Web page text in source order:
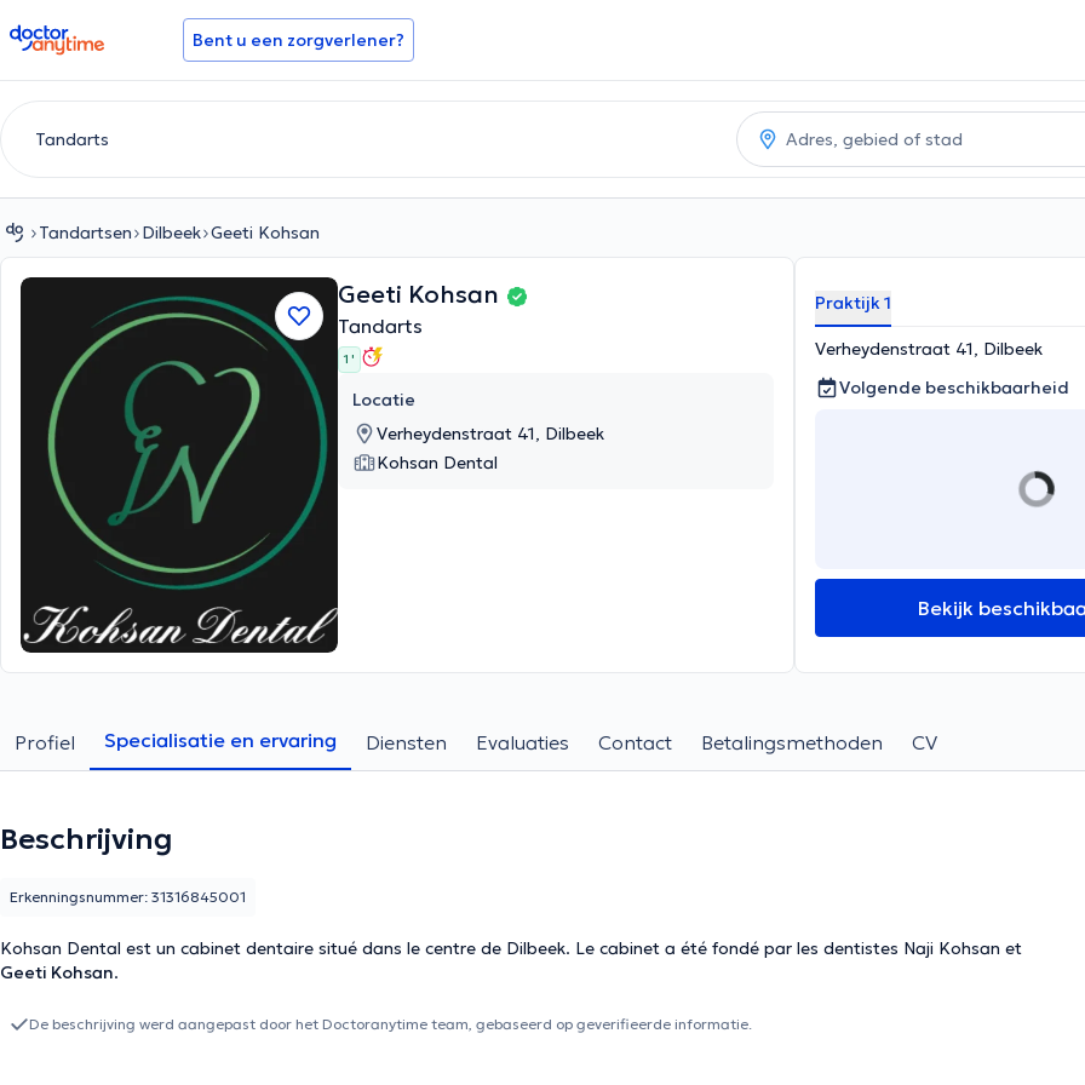
doctoranytime Bent u een zorgverlener?
Tandartsen Dilbeek Geeti Kohsan
Geeti Kohsan
Tandarts
1 '
Locatie
Verheydenstraat 41, Dilbeek
Kohsan Dental
Praktijk 1
Verheydenstraat 41, Dilbeek
Volgende beschikbaarheid
Bekijk
Profiel Specialisatie en ervaring Diensten Evaluaties Contact Betalingsmethoden CV
Beschrijving
Kohsan Dental est un cabinet dentaire situé dans le centre de Dilbeek. Le cabinet a été fondé par les dentistes Naji Kohsan et
Geeti Kohsan.
Erkenningsnummer: 31316845001
De beschrijving werd aangepast door het Doctoranytime team, gebaseerd op geverifieerde informatie.